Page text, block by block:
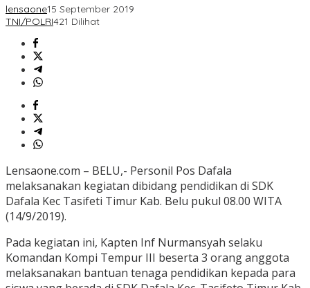
lensaone15 September 2019
TNI/POLRI421 Dilihat
Lensaone.com – BELU,- Personil Pos Dafala
melaksanakan kegiatan dibidang pendidikan di SDK
Dafala Kec Tasifeti Timur Kab. Belu pukul 08.00 WITA
(14/9/2019).
Pada kegiatan ini, Kapten Inf Nurmansyah selaku
Komandan Kompi Tempur III beserta 3 orang anggota
melaksanakan bantuan tenaga pendidikan kepada para